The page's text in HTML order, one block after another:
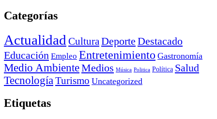
Categorías
Actualidad CulturaDeporte Destacado
Educación Empleo Entretenimiento Gastronomía
Medio AmbienteMedios Música Politica Política Salud
TecnologíaTurismo Uncategorized
Etiquetas